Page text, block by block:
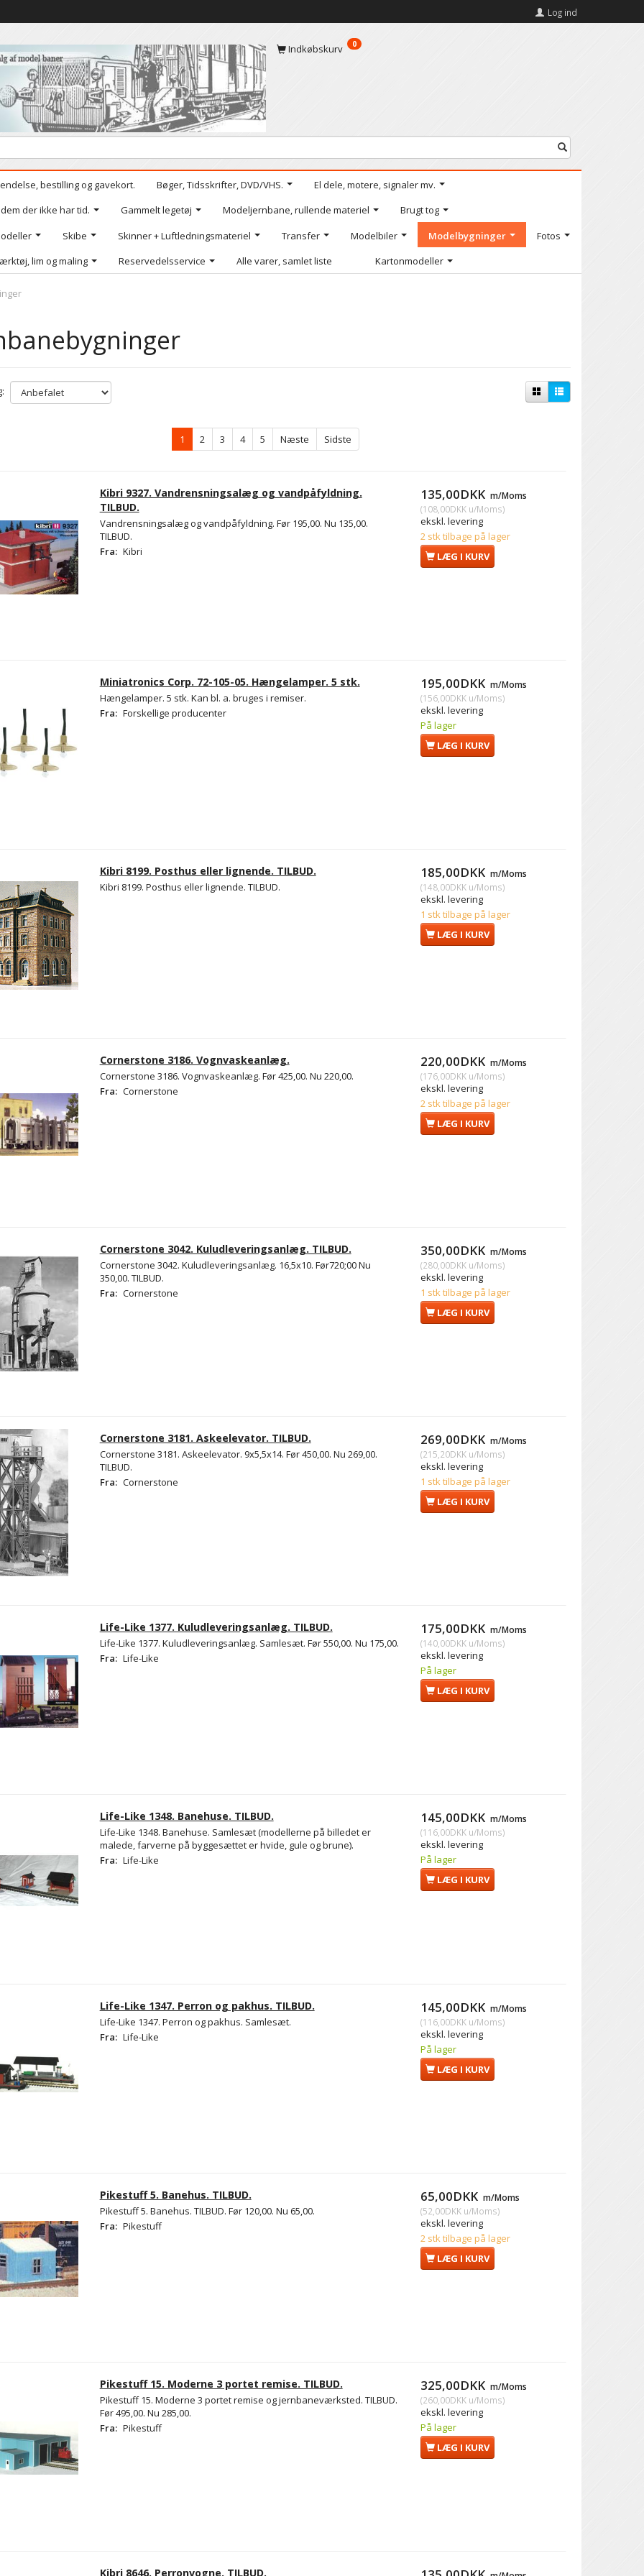
Log ind
Indkøbskurv 0
bestilling og gavekort. Bøger, Tidsskrifter, DVD/VHS.
El dele, motere, signaler mv.
der ikke har tid. Gammelt legetøj Modeljernbane, rullende materiel
Brugt tog
Skibe Skinner + Luftledningsmateriel Transfer Modelbiler Modelbygninger
Fotos
lim og maling Reservedelsservice Alle varer, samlet liste Kartonmodeller
1 2 3 4 5 Næste Sidste
Kibri 9327. Vandrensningsalæg og vandpåfyldning.
TILBUD.
Vandrensningsalæg og vandpåfyldning. Før 195,00. Nu 135,00.
TILBUD.
Fra: Kibri
135,00DKK m/Moms
(108,00DKKu/Moms)
ekskl. levering
2 stk tilbage på lager
LÆG I KURV
Miniatronics Corp. 72-105-05. Hængelamper. 5 stk.
Hængelamper. 5 stk. Kan bl. a. bruges i remiser.
Fra: Forskellige producenter
195,00DKK m/Moms
(156,00DKKu/Moms)
ekskl. levering
På lager
LÆG I KURV
Kibri 8199. Posthus eller lignende. TILBUD.
Kibri 8199. Posthus eller lignende. TILBUD.
185,00DKK m/Moms
(148,00DKKu/Moms)
ekskl. levering
1 stk tilbage på lager
LÆG I KURV
Cornerstone 3186. Vognvaskeanlæg.
Cornerstone 3186. Vognvaskeanlæg. Før 425,00. Nu 220,00.
Fra: Cornerstone
220,00DKK m/Moms
(176,00DKKu/Moms)
ekskl. levering
2 stk tilbage på lager
LÆG I KURV
Cornerstone 3042. Kuludleveringsanlæg. TILBUD.
Cornerstone 3042. Kuludleveringsanlæg. 16,5x10. Før720;00 Nu
350,00. TILBUD.
Fra: Cornerstone
350,00DKK m/Moms
(280,00DKKu/Moms)
ekskl. levering
1 stk tilbage på lager
LÆG I KURV
Cornerstone 3181. Askeelevator. TILBUD.
Cornerstone 3181. Askeelevator. 9x5,5x14. Før 450,00. Nu 269,00.
TILBUD.
Fra: Cornerstone
269,00DKK m/Moms
(215,20DKKu/Moms)
ekskl. levering
1 stk tilbage på lager
LÆG I KURV
Life-Like 1377. Kuludleveringsanlæg. TILBUD.
Life-Like 1377. Kuludleveringsanlæg. Samlesæt. Før 550,00. Nu 175,00.
Fra: Life-Like
175,00DKK m/Moms
(140,00DKKu/Moms)
ekskl. levering
På lager
LÆG I KURV
Life-Like 1348. Banehuse. TILBUD.
Life-Like 1348. Banehuse. Samlesæt (modellerne på billedet er
malede, farverne på byggesættet er hvide, gule og brune).
Fra: Life-Like
145,00DKK m/Moms
(116,00DKKu/Moms)
ekskl. levering
På lager
LÆG I KURV
Life-Like 1347. Perron og pakhus. TILBUD.
Life-Like 1347. Perron og pakhus. Samlesæt.
Fra: Life-Like
145,00DKK m/Moms
(116,00DKKu/Moms)
ekskl. levering
På lager
LÆG I KURV
Pikestuff 5. Banehus. TILBUD.
Pikestuff 5. Banehus. TILBUD. Før 120,00. Nu 65,00.
Fra: Pikestuff
65,00DKK m/Moms
(52,00DKKu/Moms)
ekskl. levering
2 stk tilbage på lager
LÆG I KURV
Pikestuff 15. Moderne 3 portet remise. TILBUD.
Pikestuff 15. Moderne 3 portet remise og jernbaneværksted. TILBUD.
Før 495,00. Nu 285,00.
Fra: Pikestuff
325,00DKK m/Moms
(260,00DKKu/Moms)
ekskl. levering
På lager
LÆG I KURV
Kibri 8646. Perronvogne. TILBUD.